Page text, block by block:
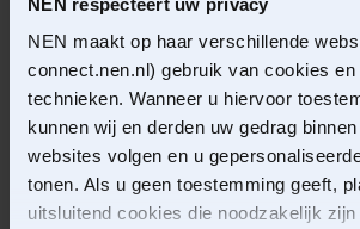
NEN maakt op haar verschillende
connect.nen.nl) gebruik van cookies
technieken. Wanneer u hiervoor
kunnen wij en derden uw gedrag
websites volgen en u
tonen. Als u geen toestemming geeft,
uitsluitend cookies die noodzakelijk
Medicatiegegevens
Lees hier ook de andere
keuken terug